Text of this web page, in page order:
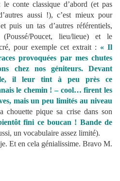
le conte classique d’abord (et pas
aussi !), c’est mieux pour
puis un tas d’autres référentiels,
Poucet, lieu/lieue) et le
pour exemple cet extrait : « Il
provoquées par mes chutes
chez nos géniteurs. Devant
il leur tint à peu près ce
le chemin ! – cool… firent les
mais un peu limités au niveau
chouette pique sa crise dans son
fini ce boucan ! Bande de
un vocabulaire assez limité).
Et en cela génialissime. Bravo M.